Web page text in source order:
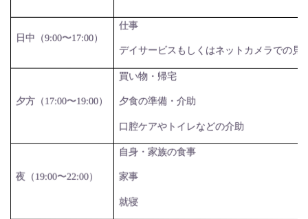
日中（9:00〜17:00）
仕事
デイサービスもしくはネットカメラでの見
夕方（17:00〜19:00）
買い物・帰宅
夕食の準備・介助
口腔ケアやトイレなどの介助
夜（19:00〜22:00）
自身・家族の食事
家事
就寝